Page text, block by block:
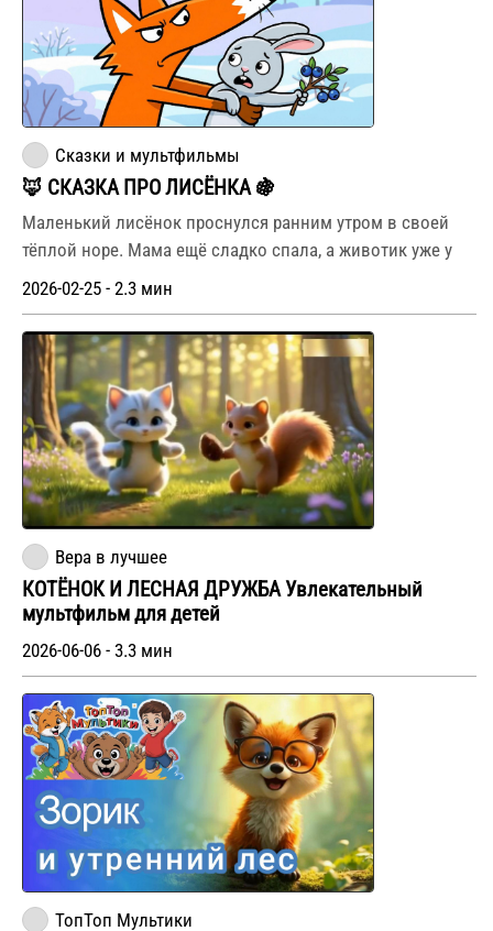
Сказки и мультфильмы
🦊 СКАЗКА ПРО ЛИСЁНКА 🍇
Маленький лисёнок проснулся ранним утром в своей
тёплой норе. Мама ещё сладко спала, а животик уже у
2026-02-25 - 2.3 мин
Вера в лучшее
КОТЁНОК И ЛЕСНАЯ ДРУЖБА Увлекательный
мультфильм для детей
2026-06-06 - 3.3 мин
ТопТоп Мультики